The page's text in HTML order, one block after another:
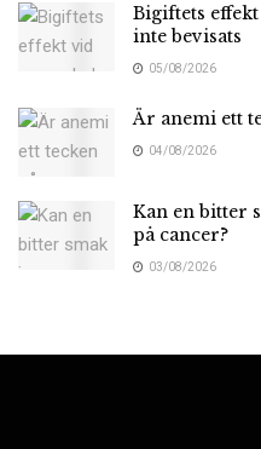
Bigiftets
inte bevisats
05/08/2026
Är anemi ett
04/08/2026
Kan en bitter
på cancer?
03/08/2026